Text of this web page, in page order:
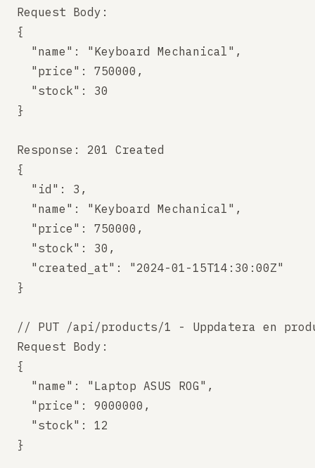
Request Body:
{
  "name": "Keyboard Mechanical",
  "price": 750000,
  "stock": 30
}
Response: 201 Created
{
  "id": 3,
  "name": "Keyboard Mechanical",
  "price": 750000,
  "stock": 30,
  "created_at": "2024-01-15T14:30:00Z"
}
// PUT /api/products/1 - Uppdatera en
Request Body:
{
  "name": "Laptop ASUS ROG",
  "price": 9000000,
  "stock": 12
}